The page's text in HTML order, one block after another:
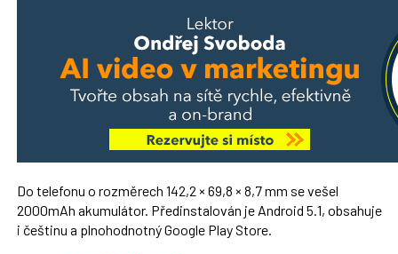
Do telefonu o rozměrech 142,2 × 69,8 × 8,7 mm se vešel
2000mAh akumulátor. Předinstalován je Android 5.1, obsahuje
i češtinu a plnohodnotný Google Play Store.